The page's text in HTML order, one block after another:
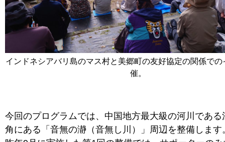
インドネシアバリ島のマス村と美郷町の友好協定の関係での
催。
今回のプログラムでは、中国地方最大級の河川である
角にある「音無の瀞（音無し川）」周辺を整備します